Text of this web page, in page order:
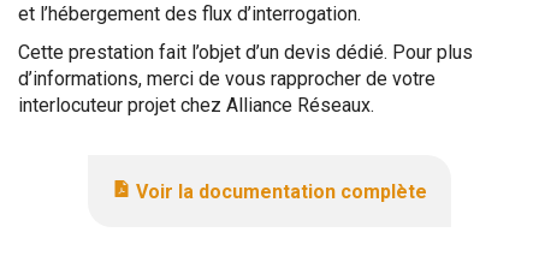
et l’hébergement des flux d’interrogation.
Cette prestation fait l’objet d’un devis dédié. Pour plus
d’informations, merci de vous rapprocher de votre
interlocuteur projet chez Alliance Réseaux.
Voir la documentation complète